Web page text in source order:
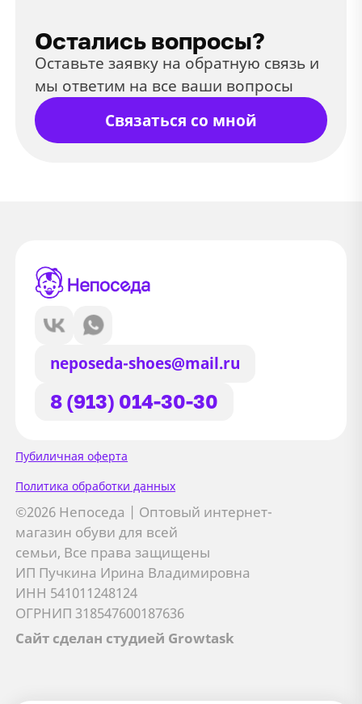
Остались вопросы?
Оставьте заявку на обратную связь и
мы ответим на все ваши вопросы
Связаться со мной
neposeda-shoes@mail.ru
8 (913) 014-30-30
Пубиличная оферта
Политика обработки данных
©2026 Непоседа | Оптовый интернет-
магазин обуви для всей
семьи, Все права защищены
ИП Пучкина Ирина Владимировна
ИНН 541011248124
ОГРНИП 318547600187636
Сайт сделан студией Growtask
Сайт использует файлы Cookie
Мы используем файлы cookie и
сторонние сервисы (Yandex.Metrica и
AppMetrica) для анализа трафика,
персонализации контента и улучшения
сайта.
Подробнее см. вПолитике обработки персональных
данных
Принимаю